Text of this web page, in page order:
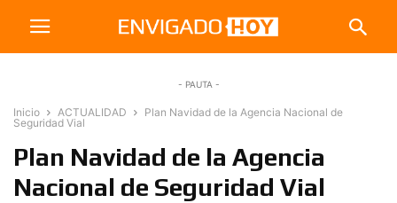
- PAUTA -
Inicio ACTUALIDAD
Plan Navidad de la Agencia Nacional de
Seguridad Vial
Plan Navidad de la Agencia
Nacional de Seguridad Vial